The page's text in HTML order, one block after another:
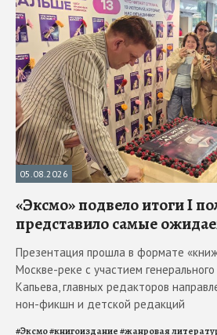
05.08.2026
«Эксмо» подвело итоги I
представило самые
Презентация прошла в формате
Москве-реке с участием
Капьева, главных редакторов
нон-фикшн и детской редакций
#Эксмо#книгоиздание#жанровая